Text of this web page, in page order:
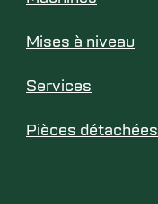
Mises à niveau
Services
Pièces détachées